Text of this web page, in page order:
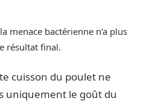
menace bactérienne n’a plus
résultat final.
cuisson du poulet ne
uniquement le goût du